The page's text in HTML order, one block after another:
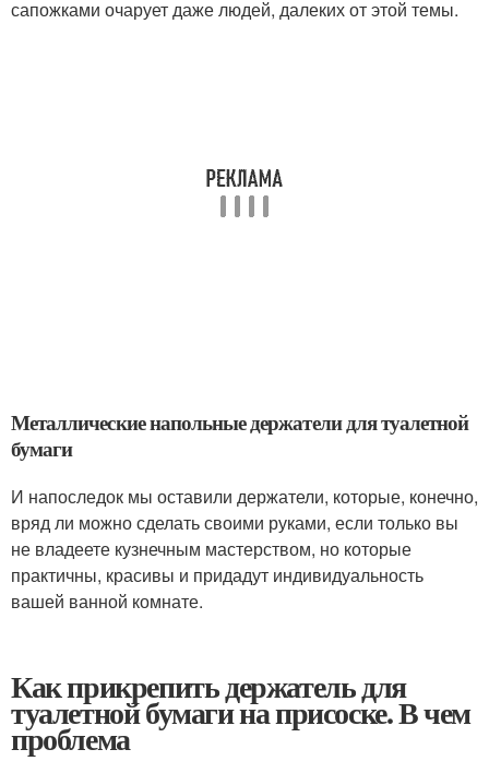
сапожками очарует даже людей, далеких от этой темы.
Металлические напольные держатели для туалетной
бумаги
И напоследок мы оставили держатели, которые, конечно,
вряд ли можно сделать своими руками, если только вы
не владеете кузнечным мастерством, но которые
практичны, красивы и придадут индивидуальность
вашей ванной комнате.
Как прикрепить держатель для
туалетной бумаги на присоске. В чем
проблема